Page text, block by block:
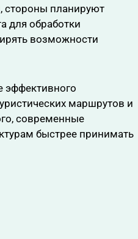
стороны планируют
для обработки
возможности
эффективного
маршрутов и
современные
быстрее принимать